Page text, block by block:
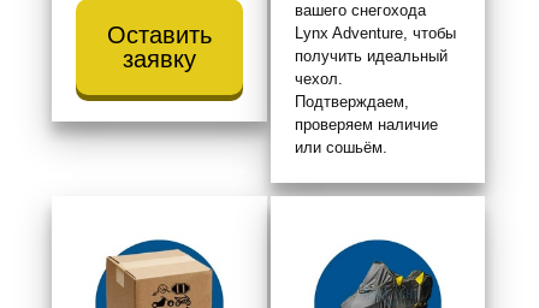
Оставить
заявку
вашего снегохода
Lynx Adventure, чтобы
получить идеальный
чехол.
Подтверждаем,
проверяем наличие
или сошьём.